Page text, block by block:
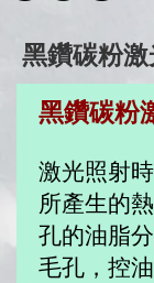
黑鑽碳粉
黑鑽碳粉
激光照射
所產生的
孔的油脂
毛孔，控